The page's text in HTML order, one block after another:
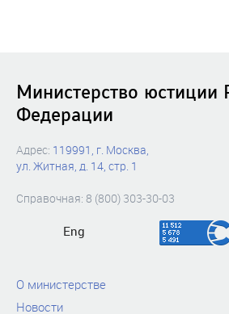
Министерство юстиции
Федерации
Адрес: 119991, г. Москва,
ул. Житная, д. 14, стр. 1
Справочная: 8 (800) 303-30-03
Eng
О министерстве
Новости